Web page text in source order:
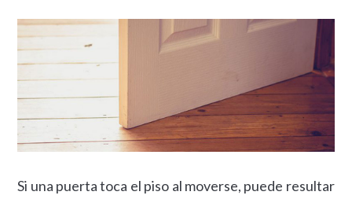
Si una puerta toca el piso al moverse, puede resultar